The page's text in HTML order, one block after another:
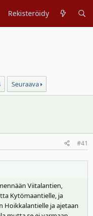
Rekisteröidy
Seuraava
#41
Viitalantien,
Kytömaantielle, ja
Hoikkalantielle ja ajetaan